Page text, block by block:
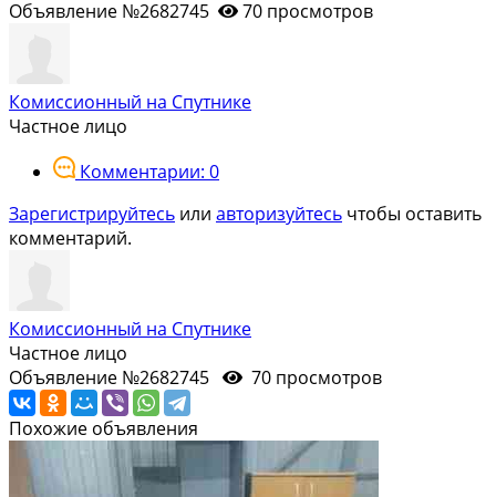
Объявление №2682745 70 просмотров
Комиссионный на Спутнике
Частное лицо
Комментарии: 0
Зарегистрируйтесь или авторизуйтесь чтобы оставить
комментарий.
Комиссионный на Спутнике
Частное лицо
Объявление №2682745
70 просмотров
Похожие объявления